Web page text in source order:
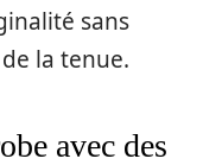
sans
la tenue.
avec des